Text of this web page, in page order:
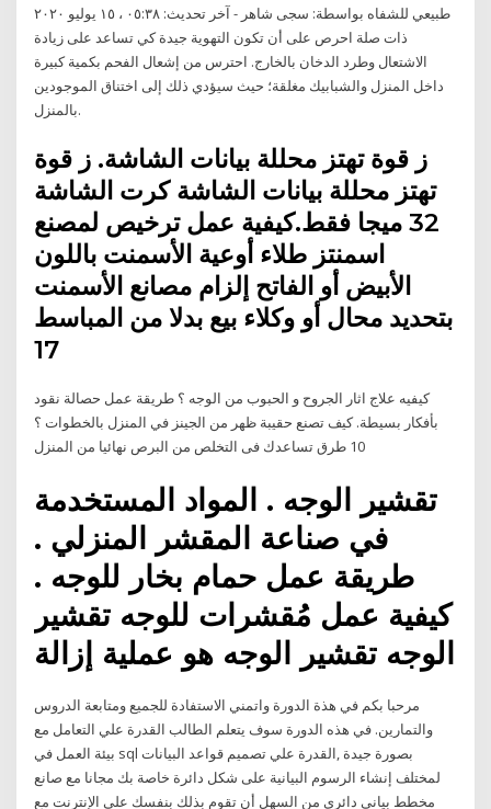
طبيعي للشفاه بواسطة: سجى شاهر - آخر تحديث: ٠٥:٣٨ ، ١٥ يوليو ٢٠٢٠
ذات صلة احرص على أن تكون التهوية جيدة كي تساعد على زيادة
الاشتعال وطرد الدخان بالخارج. احترس من إشعال الفحم بكمية كبيرة
داخل المنزل والشبابيك مغلقة؛ حيث سيؤدي ذلك إلى اختناق الموجودين
بالمنزل.
ز قوة تهتز محللة بيانات الشاشة. ز قوة
تهتز محللة بيانات الشاشة كرت الشاشة
32 ميجا فقط.كيفية عمل ترخيص لمصنع
اسمنتز طلاء أوعية الأسمنت باللون
الأبيض أو الفاتح إلزام مصانع الأسمنت
بتحديد محال أو وكلاء بيع بدلا من المباسط
17
كيفيه علاج اثار الجروح و الحبوب من الوجه ؟ طريقة عمل حصالة نقود
بأفكار بسيطة. كيف تصنع حقيبة ظهر من الجينز في المنزل بالخطوات ؟
10 طرق تساعدك فى التخلص من البرص نهائيا من المنزل
تقشير الوجه . المواد المستخدمة
في صناعة المقشر المنزلي .
طريقة عمل حمام بخار للوجه .
كيفية عمل مُقشرات للوجه تقشير
الوجه تقشير الوجه هو عملية إزالة
مرحبا بكم في هذة الدورة واتمني الاستفادة للجميع ومتابعة الدروس
والتمارين. في هذه الدورة سوف يتعلم الطالب القدرة علي التعامل مع
بيئة العمل في sql بصورة جيدة ,القدرة علي تصميم قواعد البيانات
لمختلف إنشاء الرسوم البيانية على شكل دائرة خاصة بك مجانا مع صانع
مخطط بياني دائري من السهل أن تقوم بذلك بنفسك على الإنترنت مع